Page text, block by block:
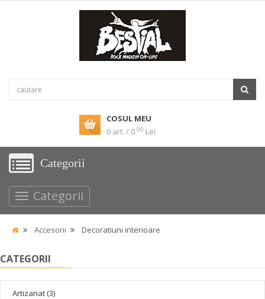
COSUL MEU
0 art. / 0 00 Lei
Categorii
Categorii
Accesorii Decoratiuni interioare
CATEGORII
Artizanat (3)